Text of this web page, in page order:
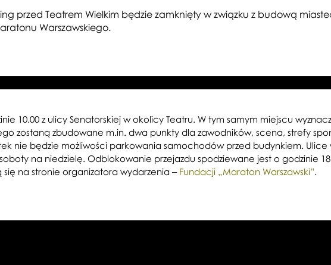
przed Teatrem Wielkim będzie zamknięty w związku z budową
Warszawskiego.
10.00 z ulicy Senatorskiej w okolicy Teatru. W tym samym miejscu
zostaną zbudowane m.in. dwa punkty dla zawodników, scena, strefy
nie będzie możliwości parkowania samochodów przed budynkiem. Ulice
na niedzielę. Odblokowanie przejazdu spodziewane jest o godzinie
na stronie organizatora wydarzenia ‒ Fundacji „Maraton Warszawski”.